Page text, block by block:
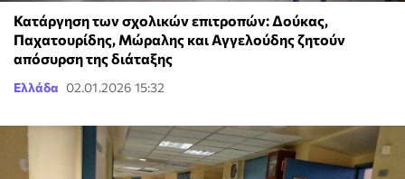
Κατάργηση των σχολικών επιτροπών: Δούκας,
Παχατουρίδης, Μώραλης και Αγγελούδης ζητούν
απόσυρση της διάταξης
Ελλάδα 02.01.2026 15:32